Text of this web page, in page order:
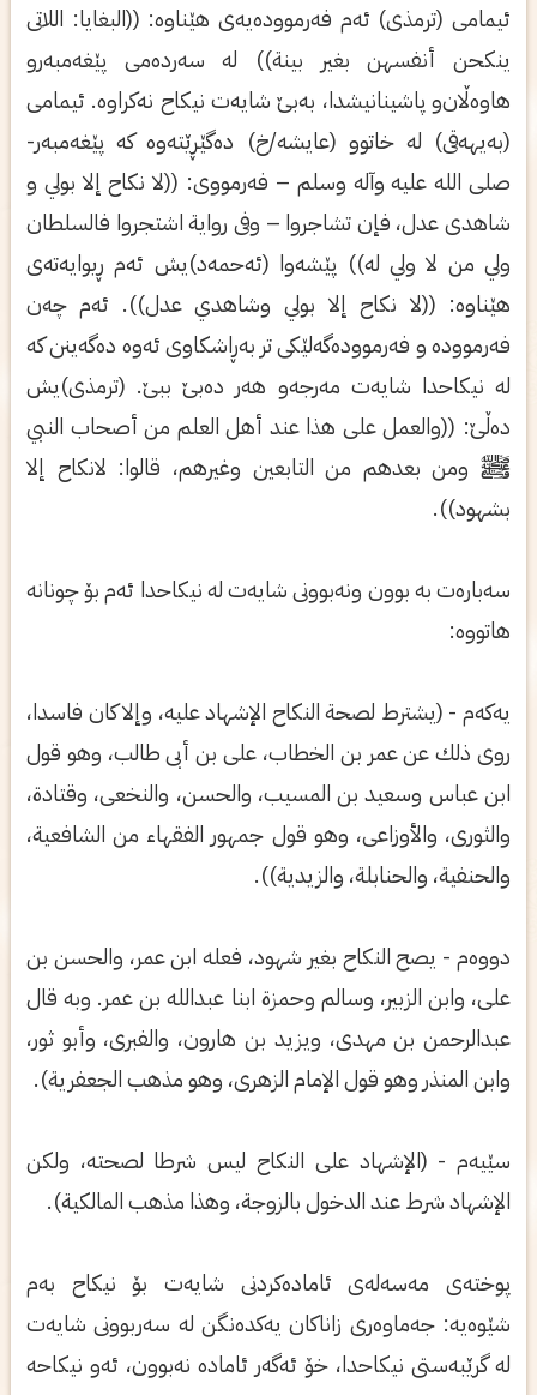
ئیمامی (ترمذی) ئه‌م فه‌رمووده‌یه‌ی‌ هێناوه‌: ((البغایا: اللاتی
ینكحن أنفسهن بغیر بینة)) له‌ سه‌رده‌می پێغه‌مبه‌ر‌و
هاوه‌ڵان‌و پاشینانیشدا، به‌بێ شایه‌ت نیكاح نه‌كراوه‌. ئیمامی
(به‌یهه‌قی) له‌ خاتوو (عایشه‌/خ) ده‌گێڕێته‌وه‌ كه‌ پێغه‌مبه‌ر-
صلی‌ الله علیه وآله وسلم – فه‌رمووی: ((لا نكاح إلا بولي و
شاهدی عدل، فإن تشاجروا – وفی روایة اشتجروا فالسلطان
ولي من لا ولي له)) پێشه‌وا (ئه‌حمه‌د)یش ئه‌م ڕیوایه‌ته‌ی
هێناوه‌: ((لا نكاح إلا بولي وشاهدي عدل)). ئه‌م چه‌ن
فه‌رمووده‌ ‌و فه‌رمووده‌گه‌لێكی تر به‌ڕاشكاوی ئه‌وه‌ ده‌گه‌ینن كه‌
له‌ نیكاحدا شایه‌ت مه‌رجه‌‌و هه‌ر ده‌بێ ببێ. (ترمذی)یش
ده‌ڵێ: ((والعمل علی‌ هذا عند أهل العلم من أصحاب النبي
ﷺ ومن بعدهم من التابعین وغیرهم، قالوا: لانكاح إلا
بشهود)).
سه‌باره‌ت به‌ بوون ونه‌بوونی‌ شایه‌ت له‌ نیكاحدا ئه‌م بۆ چونانه‌
هاتووه‌:
یه‌كه‌م - (یشترط لصحة النكاح الإشهاد علیه، وإلا كان فاسدا،
روی‌ ذلك عن عمر بن الخطاب، علی‌ بن أبی طالب، وهو قول
ابن عباس وسعید بن المسیب، والحسن، والنخعی‌، وقتادة،
والثوری‌، والأوزاعی، وهو قول جمهور الفقها‌ء من الشافعیة،
والحنفیة، والحنابلة، والزیدیة)).
دووه‌م - یصح النكاح بغیر شهود، فعله‌ ابن عمر، والحسن بن
علی، وابن الزبیر، وسالم وحمزة ابنا عبدالله بن عمر. وبه‌ قال
عبدالرحمن بن مهدی، ویزید بن هارون، والفبری، وأبو ثور،
وابن المنذر وهو قول الإمام الزهری، وهو مذهب الجعفریة).
سێیه‌م - (الإشهاد علی‌ النكاح لیس شرطا لصحته، ولكن
الإشهاد شرط عند الدخول بالزوجة، وهذا مذهب المالكیة).
پوخته‌ی مه‌سه‌له‌ی ئاماده‌كردنی شایه‌ت بۆ نیكاح به‌م
شێوه‌یه‌: جه‌ماوه‌ری زاناكان یه‌كده‌نگن له‌ سه‌ربوونی شایه‌ت
له‌ گرێبه‌ستی نیكاحدا، خۆ ئه‌گه‌ر ئاماده‌ نه‌بوون، ئه‌و نیكاحه‌